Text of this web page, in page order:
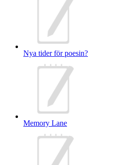
Nya tider för poesin?
Memory Lane